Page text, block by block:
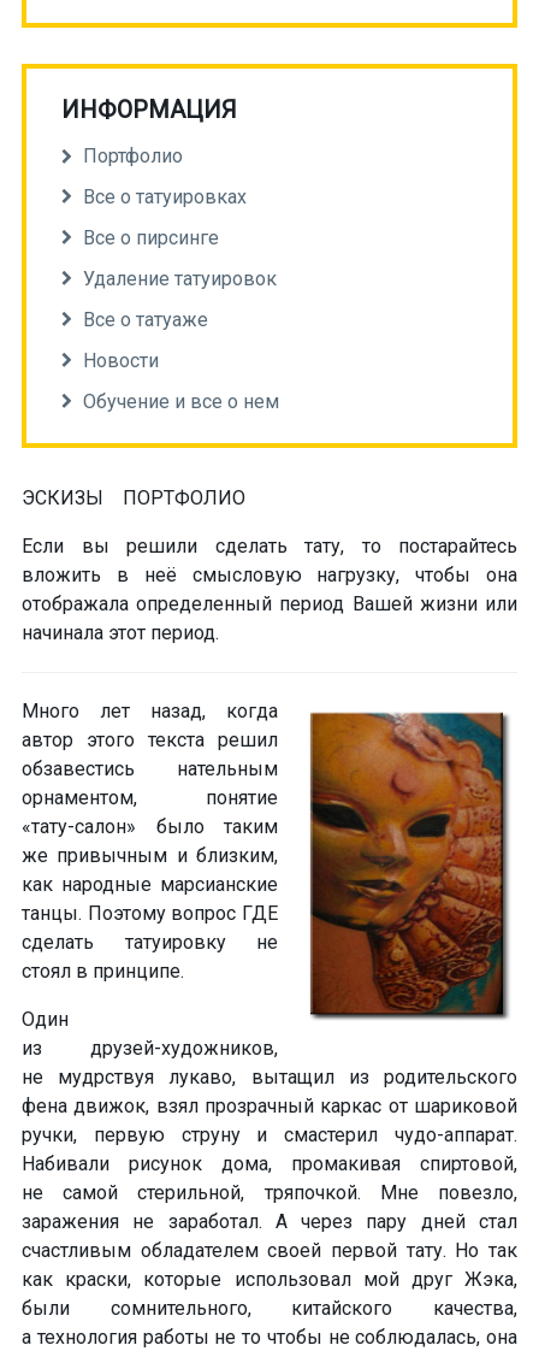
ИНФОРМАЦИЯ
Портфолио
Все о татуировках
Все о пирсинге
Удаление татуировок
Все о татуаже
Новости
Обучение и все о нем
ЭСКИЗЫ ПОРТФОЛИО
Если вы решили сделать тату, то постарайтесь
вложить в неё смысловую нагрузку, чтобы она
отображала определенный период Вашей жизни или
начинала этот период.
Много лет назад, когда
автор этого текста решил
обзавестись нательным
орнаментом, понятие
«тату-салон» было таким
же привычным и близким,
как народные марсианские
танцы. Поэтому вопрос ГДЕ
сделать татуировку не
стоял в принципе.
Один
из друзей-художников,
не мудрствуя лукаво, вытащил из родительского
фена движок, взял прозрачный каркас от шариковой
ручки, первую струну и смастерил чудо-аппарат.
Набивали рисунок дома, промакивая спиртовой,
не самой стерильной, тряпочкой. Мне повезло,
заражения не заработал. А через пару дней стал
счастливым обладателем своей первой тату. Но так
как краски, которые использовал мой друг Жэка,
были сомнительного, китайского качества,
а технология работы не то чтобы не соблюдалась, она